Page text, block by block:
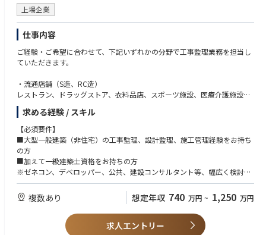
トレーニングや社内システムを使用した事務処理を行う。
上場企業
仕事内容
ご経験・ご希望に合わせて、下記いずれかの分野で工事監理業務を担当し
ていただきます。
・流通店舗（S造、RC造）
レストラン、ドラッグストア、衣料品店、スポーツ施設、医療介護施設な
ど
・建築（S造、RC造、SRC造）
商業施設※店舗・ショッピングセンター、物流施設、事業所・ショール
ーム、学校、ホテル、テレビ局など法人、団体向けの事業用建物
※就業制度について：同社は2021年4月よりコアタイム無しのフレックス
タイム制度を導入しています。1ヶ月の内、規程の労働時間さえ勤務いた
求める経験 / スキル
【必須要件】
■大型一般建築（非住宅）の工事監理、設計監理、施工管理経験をお持ち
の方
■加えて一級建築士資格をお持ちの方
※ゼネコン、デベロッパー、公共、建設コンサルタント等、幅広く検討
【歓迎要件】
■ゼネコンでの工事監理経験
複数あり 想定年収 740 万円 ~ 1,250 万円
求人エントリー